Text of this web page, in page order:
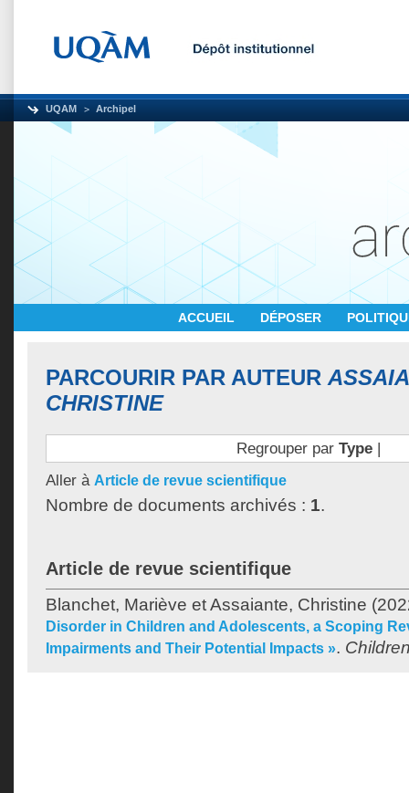
UQAM Archipel
ACCUEIL DÉPOSER
PARCOURIR PAR AUTEUR
CHRISTINE
Regrouper par Type|
Aller à Article de revue scientifique
Nombre de documents archivés : 1.
Article de revue scientifique
Blanchet, Mariève etAssaiante, Christine
Disorder in Children and Adolescents, a Scoping
Impairments and Their Potential Impacts ».